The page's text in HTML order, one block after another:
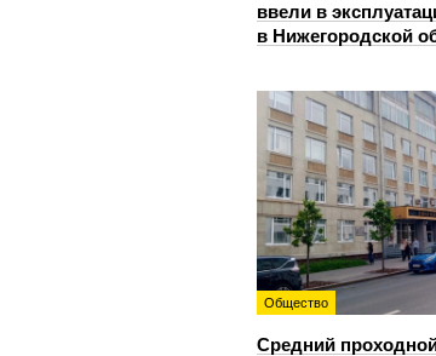
ввели в
в Нижегородской
Общество
Средний